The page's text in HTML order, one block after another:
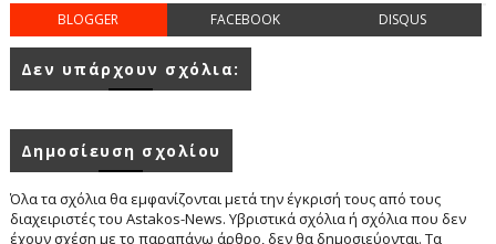
BLOGGER FACEBOOK DISQUS
Δεν υπάρχουν σχόλια:
Δημοσίευση σχολίου
Όλα τα σχόλια θα εμφανίζονται μετά την έγκρισή τους από τους
διαχειριστές του Astakos-News. Υβριστικά σχόλια ή σχόλια που δεν
έχουν σχέση με το παραπάνω άρθρο, δεν θα δημοσιεύονται. Τα